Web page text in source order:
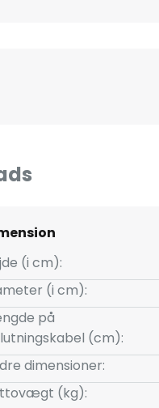
(i cm):
(i cm):
på
(cm):
dimensioner:
(kg):